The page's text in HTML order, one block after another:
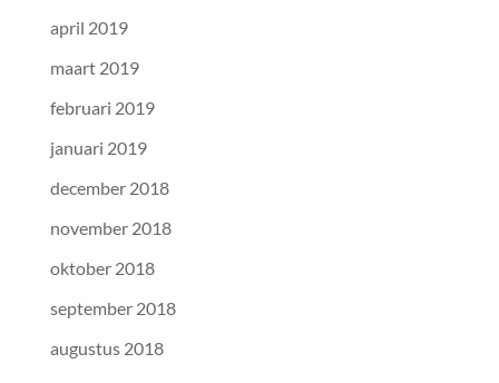
april 2019
maart 2019
februari 2019
januari 2019
december 2018
november 2018
oktober 2018
september 2018
augustus 2018